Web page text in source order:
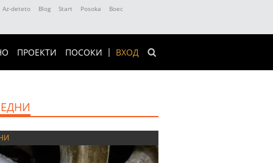
Az-deteto Blog Start Posoka
Boec
ВХОД
ПРОЕКТИ ПОСОКИ